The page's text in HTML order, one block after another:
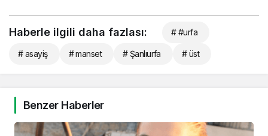
Haberle ilgili daha fazlası: # #urfa
# asayiş # manset # Şanlıurfa # üst
Benzer Haberler